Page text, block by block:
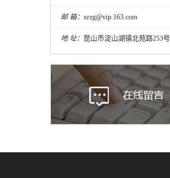
邮 箱： xrzg@vip.163.com
地 址： 昆山市淀山湖镇北苑路253号